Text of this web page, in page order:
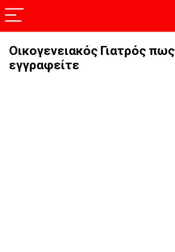
Οικογενειακός Γιατρός
εγγραφείτε